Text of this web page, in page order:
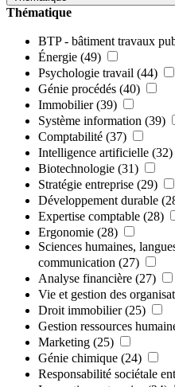
Thématique
BTP - bâtiment travaux
Énergie (49)
Psychologie travail (44)
Génie procédés (40)
Immobilier (39)
Système information (39)
Comptabilité (37)
Intelligence artificielle (32)
Biotechnologie (31)
Stratégie entreprise (29)
Développement durable
Expertise comptable (28)
Ergonomie (28)
Sciences humaines,
communication (27)
Analyse financière (27)
Vie et gestion des
Droit immobilier (25)
Gestion ressources
Marketing (25)
Génie chimique (24)
Responsabilité sociétale